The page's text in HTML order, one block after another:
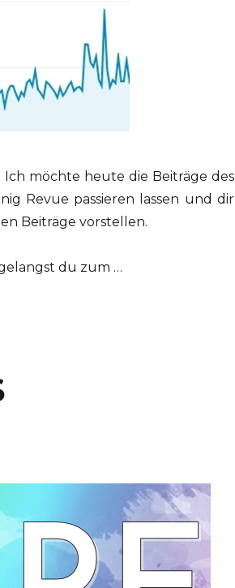
Ich möchte heute die Beiträge des
Revue passieren lassen und dir
Beiträge vorstellen.
du zum …